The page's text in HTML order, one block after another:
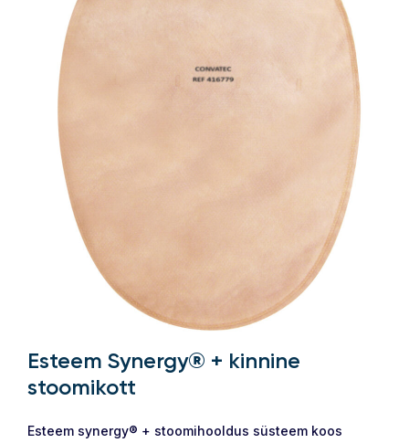
Esteem Synergy® + kinnine
stoomikott
Esteem synergy® + stoomihooldus süsteem koos